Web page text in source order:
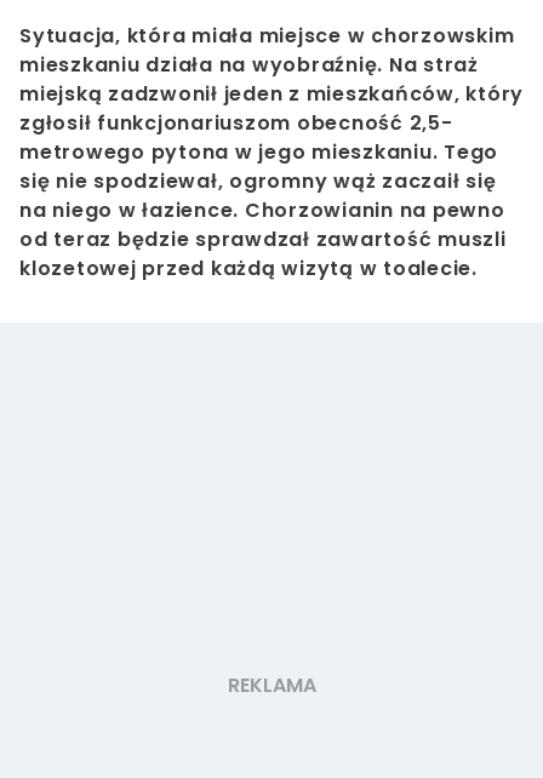
Sytuacja, która miała miejsce w chorzowskim
mieszkaniu działa na wyobraźnię. Na straż
miejską zadzwonił jeden z mieszkańców, który
zgłosił funkcjonariuszom obecność 2,5-
metrowego pytona w jego mieszkaniu. Tego
się nie spodziewał, ogromny wąż zaczaił się
na niego w łazience. Chorzowianin na pewno
od teraz będzie sprawdzał zawartość muszli
klozetowej przed każdą wizytą w toalecie.